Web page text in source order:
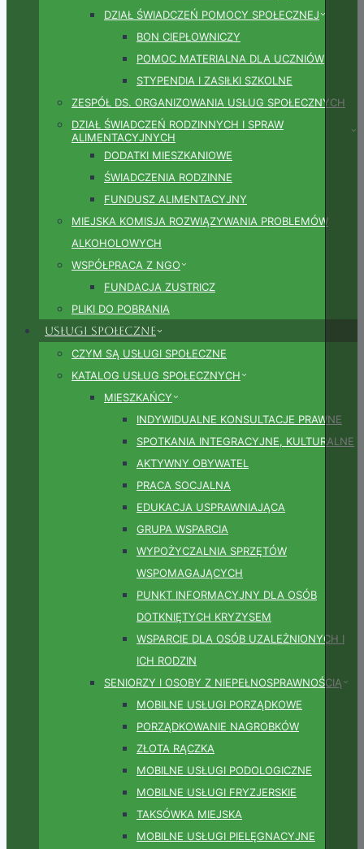
DZIAŁ ŚWIADCZEŃ POMOCY SPOŁECZNEJ
BON CIEPŁOWNICZY
POMOC MATERIALNA DLA UCZNIÓW
STYPENDIA I ZASIŁKI SZKOLNE
ZESPÓŁ DS. ORGANIZOWANIA USŁUG SPOŁECZNYCH
DZIAŁ ŚWIADCZEŃ RODZINNYCH I SPRAW
ALIMENTACYJNYCH
DODATKI MIESZKANIOWE
ŚWIADCZENIA RODZINNE
FUNDUSZ ALIMENTACYJNY
MIEJSKA KOMISJA ROZWIĄZYWANIA PROBLEMÓW
ALKOHOLOWYCH
WSPÓŁPRACA Z NGO
FUNDACJA ZUSTRICZ
PLIKI DO POBRANIA
Usługi społeczne
CZYM SĄ USŁUGI SPOŁECZNE
KATALOG USŁUG SPOŁECZNYCH
MIESZKAŃCY
INDYWIDUALNE KONSULTACJE PRAWNE
SPOTKANIA INTEGRACYJNE, KULTURALNE
AKTYWNY OBYWATEL
PRACA SOCJALNA
EDUKACJA USPRAWNIAJĄCA
GRUPA WSPARCIA
WYPOŻYCZALNIA SPRZĘTÓW
WSPOMAGAJĄCYCH
PUNKT INFORMACYJNY DLA OSÓB
DOTKNIĘTYCH KRYZYSEM
WSPARCIE DLA OSÓB UZALEŻNIONYCH I
ICH RODZIN
SENIORZY I OSOBY Z NIEPEŁNOSPRAWNOŚCIĄ
MOBILNE USŁUGI PORZĄDKOWE
PORZĄDKOWANIE NAGROBKÓW
ZŁOTA RĄCZKA
MOBILNE USŁUGI PODOLOGICZNE
MOBILNE USŁUGI FRYZJERSKIE
TAKSÓWKA MIEJSKA
MOBILNE USŁUGI PIELĘGNACYJNE